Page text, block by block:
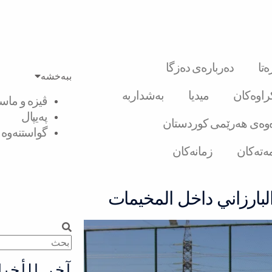
دەربارەی دەزگا
میدیا
بەشداربە
هەرێمی کوردستان
زمانەکان
ببەخشە
ڤیزە و
پەیپال
گواستنەوە
داخل المخيمات
Search
Search